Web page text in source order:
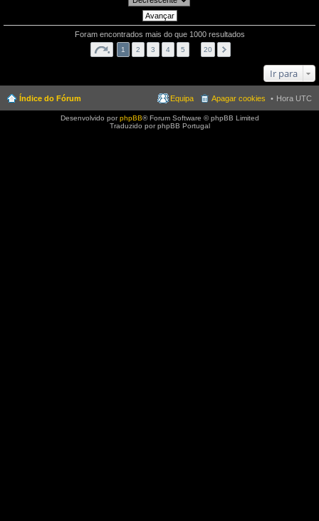
Foram encontrados mais do que 1000 resultados
1 2 3 4 5 20
Ir para
Índice do Fórum Hora UTC
Apagar cookies
Equipa
Desenvolvido porphpBB® Forum Software © phpBB Limited
Traduzido por phpBB Portugal